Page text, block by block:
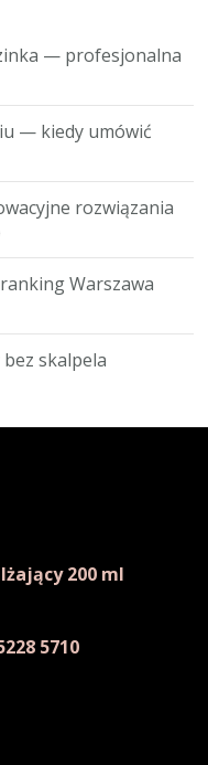
— profesjonalna
— kiedy umówić
rozwiązania
Warszawa
skalpela
200 ml
5710